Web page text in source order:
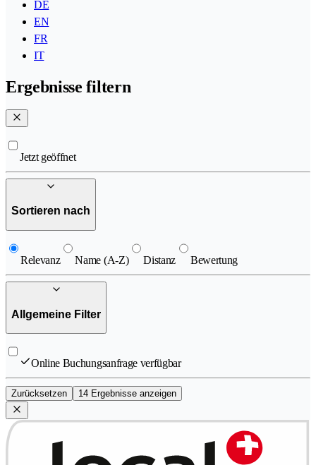
DE
EN
FR
IT
Ergebnisse filtern
Jetzt geöffnet
Sortieren nach
Relevanz Name (A-Z) Distanz Bewertung
Allgemeine Filter
Online Buchungsanfrage verfügbar
Zurücksetzen 14 Ergebnisse anzeigen